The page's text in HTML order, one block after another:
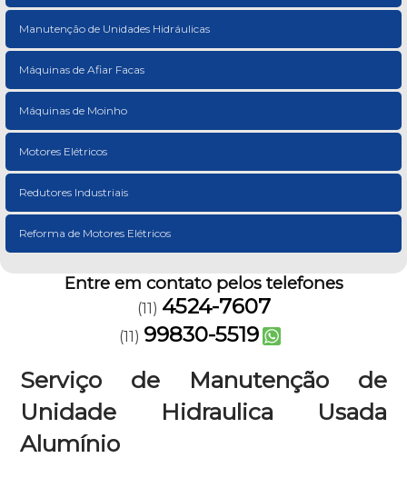
Manutenção de Unidades Hidráulicas
Máquinas de Afiar Facas
Máquinas de Moinho
Motores Elétricos
Redutores Industriais
Reforma de Motores Elétricos
Entre em contato pelos telefones
(11) 4524-7607
(11) 99830-5519
Serviço de Manutenção de
Unidade Hidraulica Usada
Alumínio